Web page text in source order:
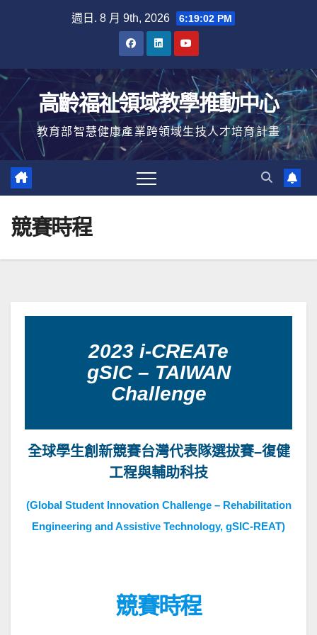
週日. 8 月 9th, 2026 6:19:02 PM
高齡福祉領域教學推動中心
教育部智慧健康產業跨領域生技人才培育計畫
競賽時程
2023 i-CREATe
gSIC – TAIWAN
Challenge
全球學生創新競賽台灣代表隊選拔賽–復健
工程與輔助科技
(Global Student Innovation Challenge – Rehabilitation
Engineering and Assistive Technology, gSIC-REAT)
競賽時程